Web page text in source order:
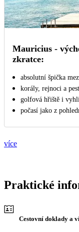
Mauricius -
zkratce:
absolutní špička
korály, rejnoci a
golfová hřiště i
počasí jako z
více
Praktické
Cestovní doklady a